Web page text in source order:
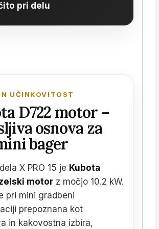
pri delu
UČINKOVITOST
D722 motor –
osnova za
bager
X PRO 15 je Kubota
motor z močjo 10.2 kW.
pri mini gradbeni
prepoznana kot
in kakovostna izbira,